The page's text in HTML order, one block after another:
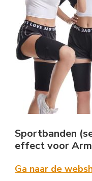
Sportbanden
effect voor
Ga naar de